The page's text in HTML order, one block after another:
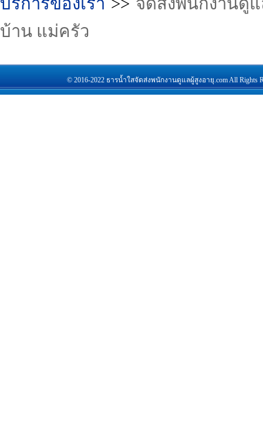
บ้าน แม่ครัว
© 2016-2022 ธารน้ำใสจัดส่งพนักงานดูแลผู้สูงอายุ.com All Rights